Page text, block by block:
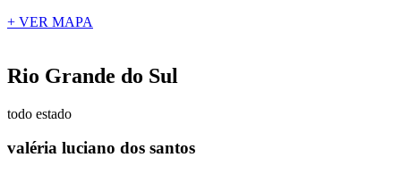
+ VER MAPA
Rio Grande do Sul
todo estado
valéria luciano dos santos